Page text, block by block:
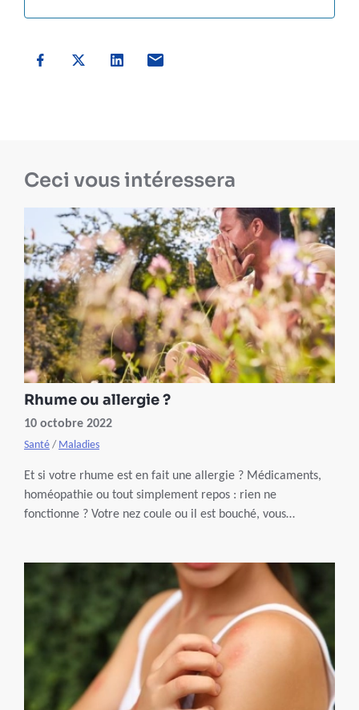
Ceci vous intéressera
Rhume ou allergie ?
10 octobre 2022
Santé / Maladies
Et si votre rhume est en fait une allergie ? Médicaments,
homéopathie ou tout simplement repos : rien ne
fonctionne ? Votre nez coule ou il est bouché, vous
moisissures. Voici quelques indices pour analyser vos